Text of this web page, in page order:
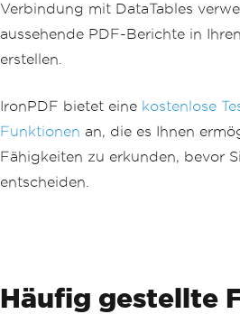
Verbindung mit DataTables
aussehende PDF-Berichte in
erstellen.
IronPDF bietet eine kostenlose
Funktionen an, die es Ihnen
Fähigkeiten zu erkunden, bevor
entscheiden.
Häufig gestellte